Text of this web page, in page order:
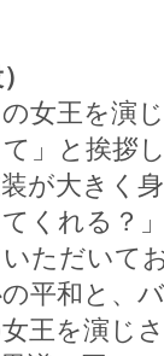
女王を演
」と挨拶
が大きく
くれる？
ただいて
の平和と、
王を演じ